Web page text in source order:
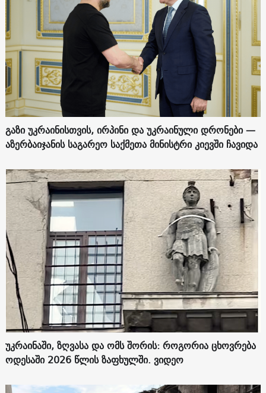
გაზი უკრაინისთვის, ირპინი და უკრაინული დრონები —
აზერბაიჯანის საგარეო საქმეთა მინისტრი კიევში ჩავიდა
უკრაინაში, ზღვასა და ომს შორის: როგორია ცხოვრება
ოდესაში 2026 წლის ზაფხულში. ვიდეო